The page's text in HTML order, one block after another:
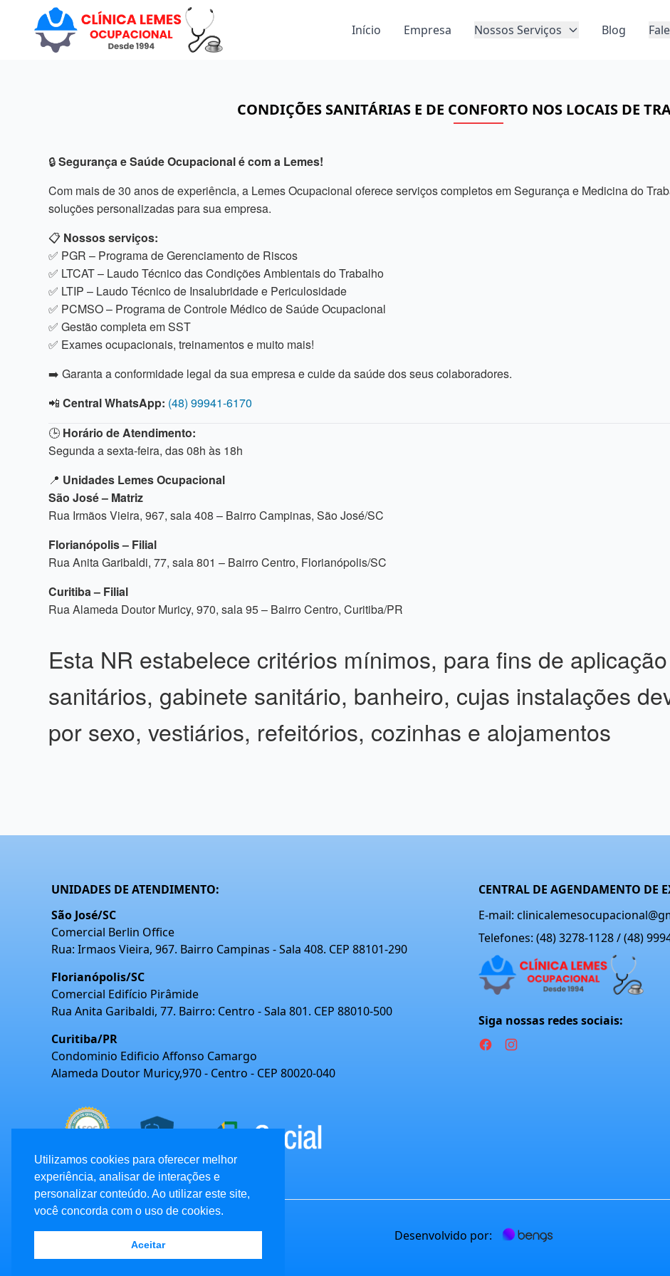
Início Empresa Nossos Serviços Blog
CONDIÇÕES SANITÁRIAS E DE CONFORTO NOS LOCAIS DE
🔒Segurança e Saúde Ocupacional é com a Lemes!
Com mais de 30 anos de experiência, a Lemes Ocupacional oferece serviços completos em Segurança e Medicina do
soluções personalizadas para sua empresa.
📋 Nossos serviços:
✅ PGR – Programa de Gerenciamento de Riscos
✅ LTCAT – Laudo Técnico das Condições Ambientais do Trabalho
✅ LTIP – Laudo Técnico de Insalubridade e Periculosidade
✅ PCMSO – Programa de Controle Médico de Saúde Ocupacional
✅ Gestão completa em SST
✅ Exames ocupacionais, treinamentos e muito mais!
➡️ Garanta a conformidade legal da sua empresa e cuide da saúde dos seus colaboradores.
📲 Central WhatsApp: (48) 99941-6170
🕒 Horário de Atendimento:
Segunda a sexta-feira, das 08h às 18h
📍 Unidades Lemes Ocupacional
São José – Matriz
Rua Irmãos Vieira, 967, sala 408 – Bairro Campinas, São José/SC
Florianópolis – Filial
Rua Anita Garibaldi, 77, sala 801 – Bairro Centro, Florianópolis/SC
Curitiba – Filial
Rua Alameda Doutor Muricy, 970, sala 95 – Bairro Centro, Curitiba/PR
Esta NR estabelece critérios mínimos, para fins de
sanitários, gabinete sanitário, banheiro, cujas instalações
por sexo, vestiários, refeitórios, cozinhas e alojamentos
UNIDADES DE ATENDIMENTO:
São José/SC
Comercial Berlin Office
Rua: Irmaos Vieira, 967. Bairro Campinas - Sala 408. CEP 88101-290
Florianópolis/SC
Comercial Edifício Pirâmide
Rua Anita Garibaldi, 77. Bairro: Centro - Sala 801. CEP 88010-500
Curitiba/PR
Condominio Edificio Affonso Camargo
Alameda Doutor Muricy,970 - Centro - CEP 80020-040
CENTRAL DE AGENDAMENTO DE
E-mail:
Telefones: (48) 3278-1128 / (48)
Siga nossas redes sociais:
Desenvolvido por:
Utilizamos cookies para oferecer melhor
experiência, analisar de interações e
personalizar conteúdo. Ao utilizar este site,
você concorda com o uso de cookies.
Aceitar